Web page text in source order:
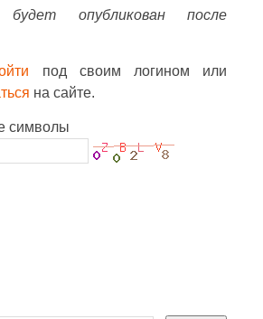
будет опубликован после
под своим логином или
на сайте.
символы